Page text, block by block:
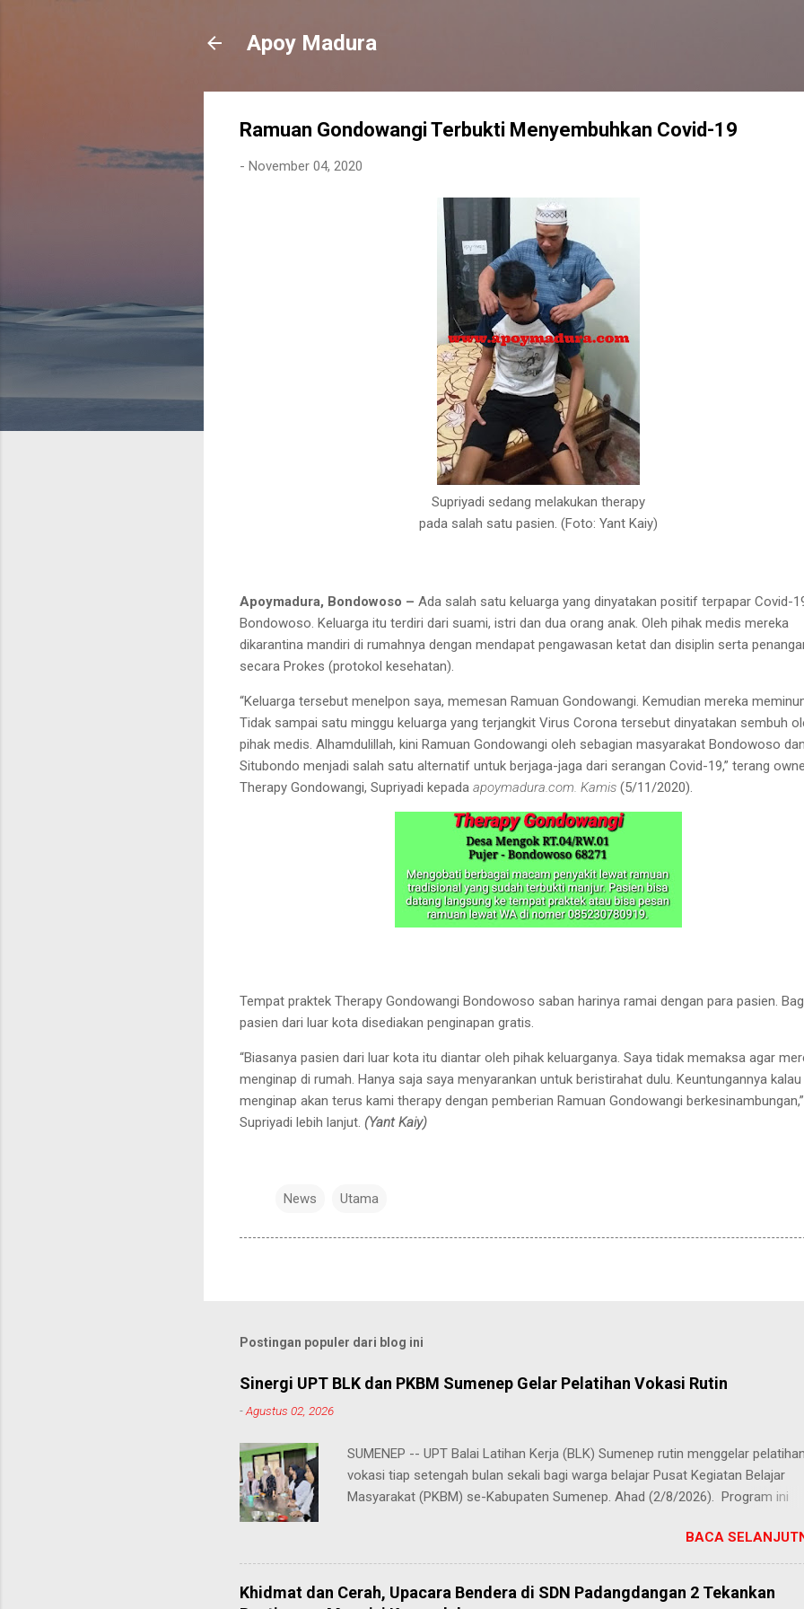
Apoy Madura
Ramuan Gondowangi Terbukti Menyembuhkan Covid-19
- November 04, 2020
Supriyadi sedang melakukan therapy
pada salah satu pasien. (Foto: Yant Kaiy)
Apoymadura, Bondowoso – Ada salah satu keluarga yang dinyatakan positif terpapar Covid-
Bondowoso. Keluarga itu terdiri dari suami, istri dan dua orang anak. Oleh pihak medis mereka
dikarantina mandiri di rumahnya dengan mendapat pengawasan ketat dan disiplin serta
secara Prokes (protokol kesehatan).
“Keluarga tersebut menelpon saya, memesan Ramuan Gondowangi. Kemudian mereka
Tidak sampai satu minggu keluarga yang terjangkit Virus Corona tersebut dinyatakan sembuh
pihak medis. Alhamdulillah, kini Ramuan Gondowangi oleh sebagian masyarakat Bondowoso dan
Situbondo menjadi salah satu alternatif untuk berjaga-jaga dari serangan Covid-19,” terang
Therapy Gondowangi, Supriyadi kepada apoymadura.com. Kamis (5/11/2020).
Tempat praktek Therapy Gondowangi Bondowoso saban harinya ramai dengan para pasien.
pasien dari luar kota disediakan penginapan gratis.
“Biasanya pasien dari luar kota itu diantar oleh pihak keluarganya. Saya tidak memaksa agar
menginap di rumah. Hanya saja saya menyarankan untuk beristirahat dulu. Keuntungannya kalau
menginap akan terus kami therapy dengan pemberian Ramuan Gondowangi
Supriyadi lebih lanjut. (Yant Kaiy)
News Utama
Postingan populer dari blog ini
Sinergi UPT BLK dan PKBM Sumenep Gelar Pelatihan Vokasi Rutin
-Agustus 02, 2026
SUMENEP -- UPT Balai Latihan Kerja (BLK) Sumenep rutin menggelar pelatihan
vokasi tiap setengah bulan sekali bagi warga belajar Pusat Kegiatan Belajar
Masyarakat (PKBM) se-Kabupaten Sumenep. Ahad (2/8/2026). Program ini
hingga kejuruan lainnya yang bebas dipilih peserta sesuai bakat dan minat
masing. Kehadiran program ini disambut hangat para peserta. Salah satunya
Juhairiyah, peserta dari PKBM Al Khairot, Desa Bragung, Kecamatan Guluk-
"Saya sangat senang bisa mengikuti pelatihan ini. Selain menambah wawasan
BACA
Khidmat dan Cerah, Upacara Bendera di SDN Padangdangan 2 Tekankan